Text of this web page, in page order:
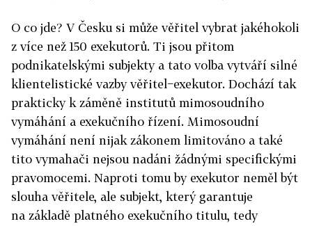
O co jde? V Česku si může věřitel vybrat jakéhokoli
z více než 150 exekutorů. Ti jsou přitom
podnikatelskými subjekty a tato volba vytváří silné
klientelistické vazby věřitel−exekutor. Dochází tak
prakticky k záměně institutů mimosoudního
vymáhání a exekučního řízení. Mimosoudní
vymáhání není nijak zákonem limitováno a také
tito vymahači nejsou nadáni žádnými specifickými
pravomocemi. Naproti tomu by exekutor neměl být
slouha věřitele, ale subjekt, který garantuje
na základě platného exekučního titulu, tedy